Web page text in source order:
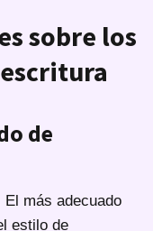
sobre los
de
más adecuado
estilo de